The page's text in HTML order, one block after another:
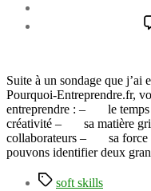
Suite à un sondage que j’ai
Pourquoi-Entreprendre.fr,
entreprendre : – le
créativité – sa matière
collaborateurs – sa force
pouvons identifier deux
Étiquettes
soft skills